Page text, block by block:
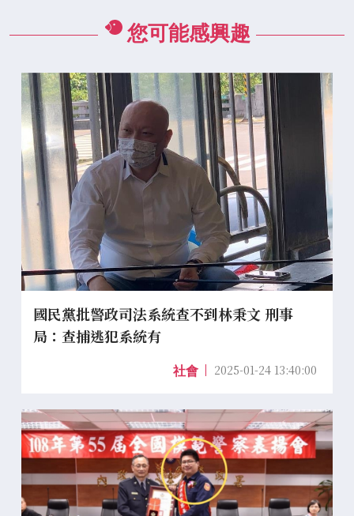
您可能感興趣
國民黨批警政司法系統查不到林秉文 刑事
局：查捕逃犯系統有
社會 2025-01-24 13:40:00